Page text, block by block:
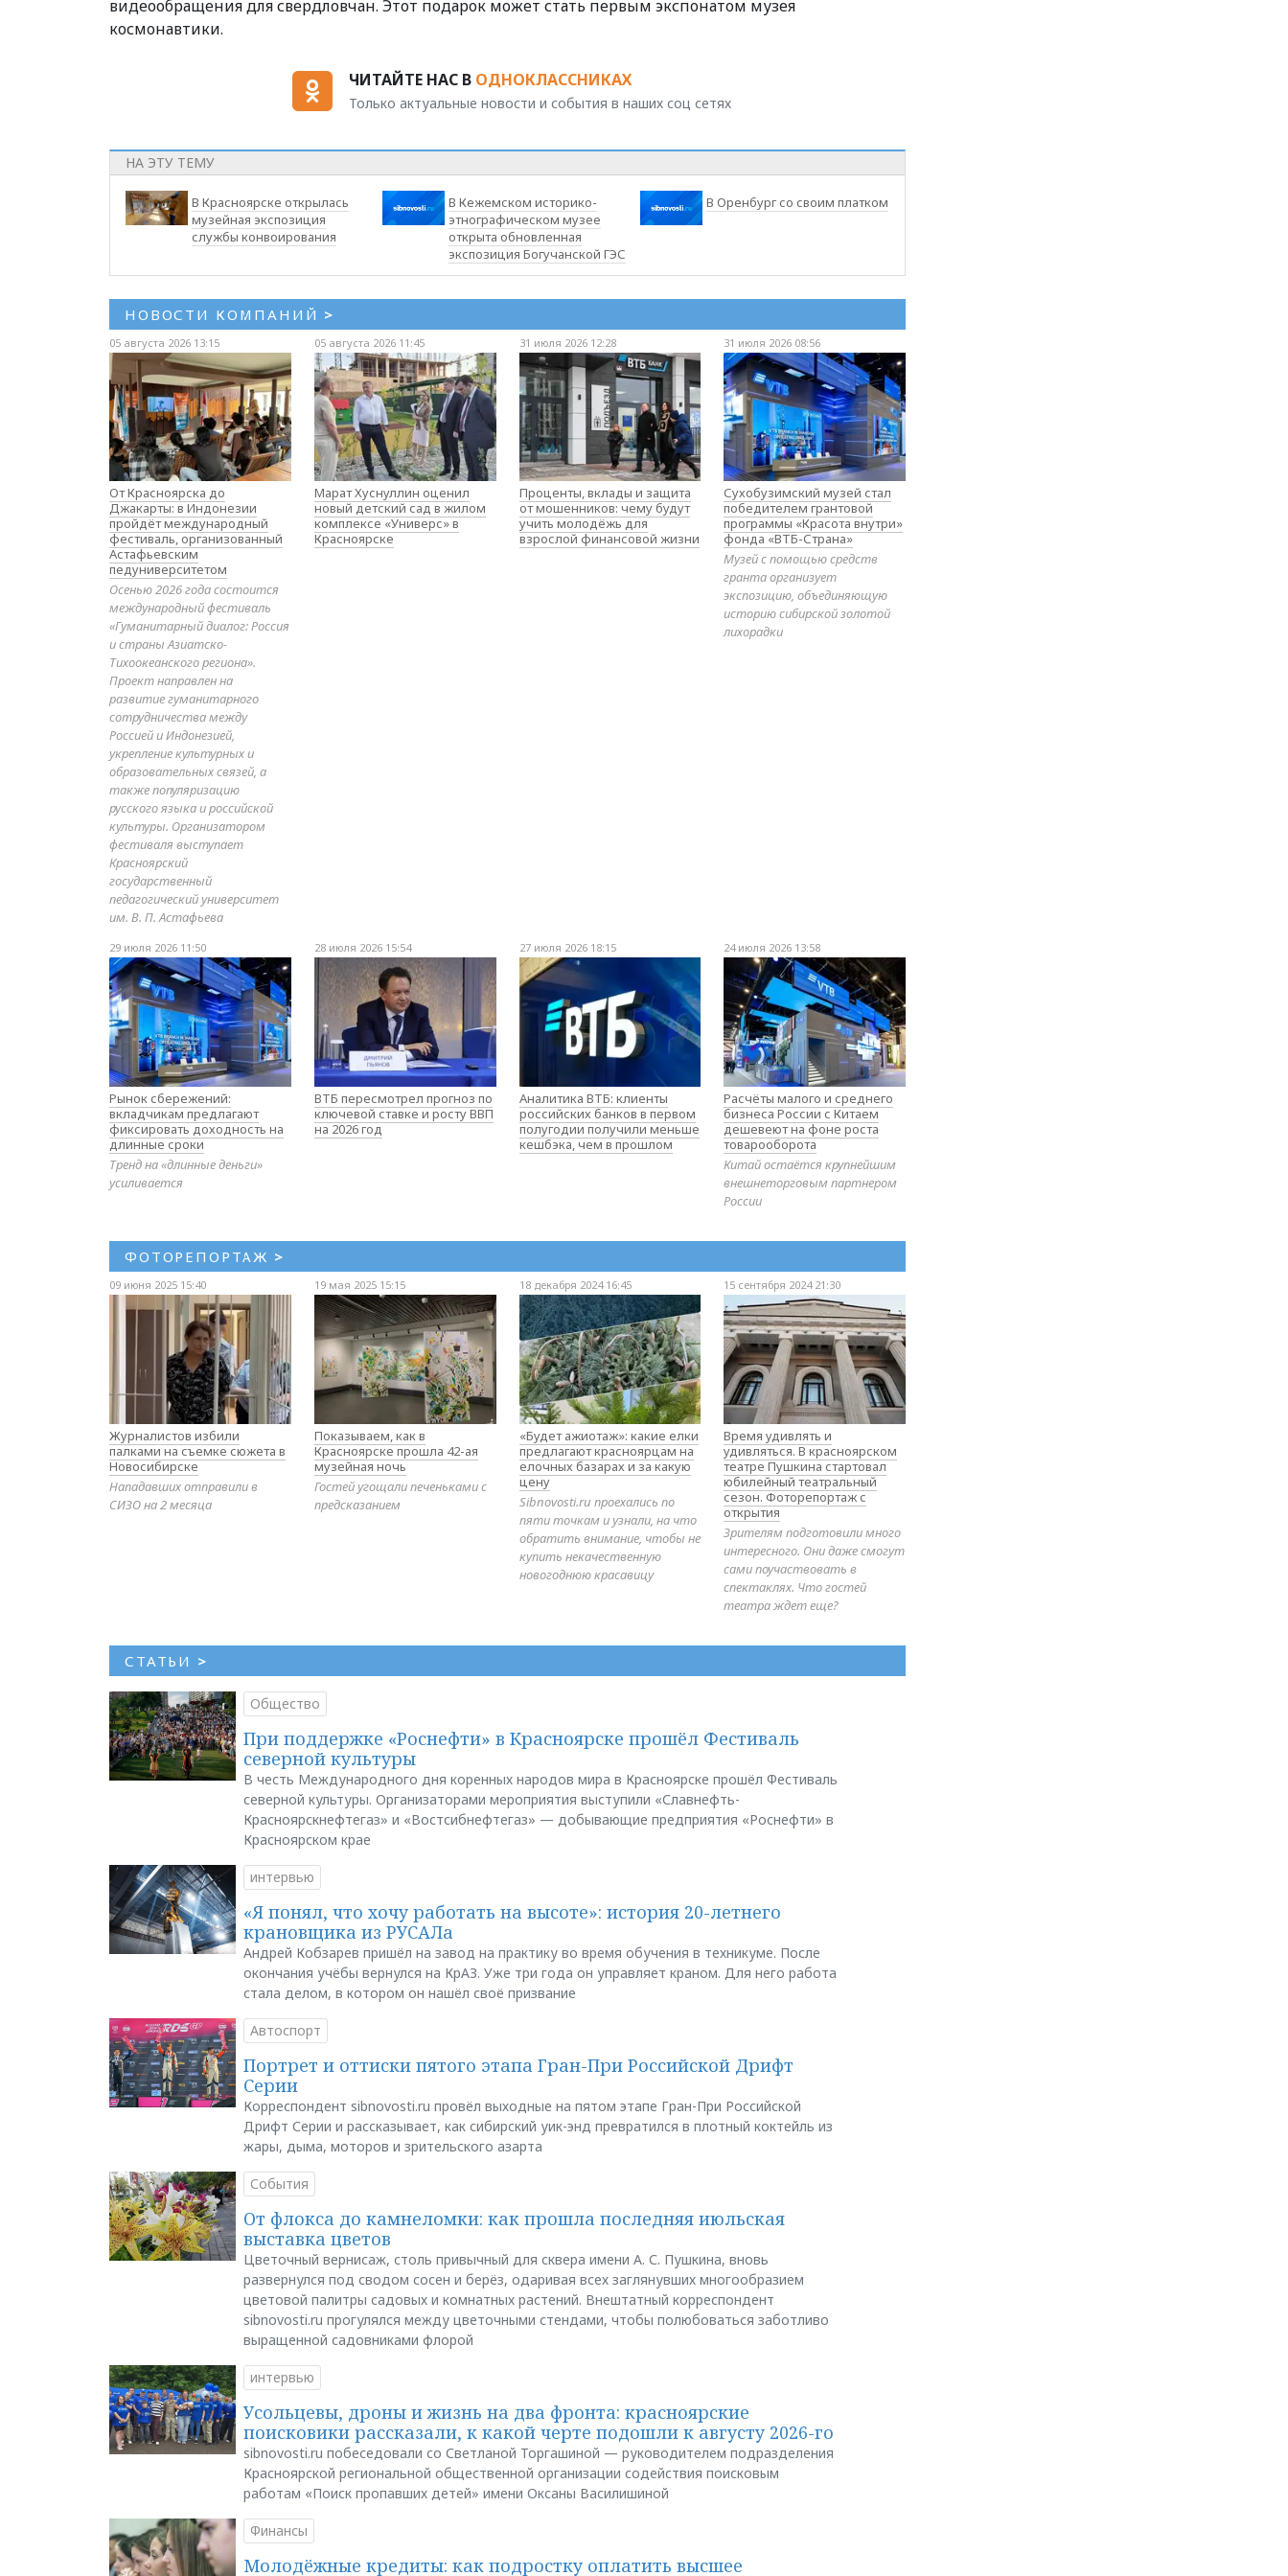
видеообращения для свердловчан. Этот подарок может стать первым экспонатом музея
космонавтики.
ЧИТАЙТЕ НАС В ОДНОКЛАССНИКАХ
Только актуальные новости и события в наших соц сетях
НА ЭТУ ТЕМУ
В Красноярске открылась
музейная экспозиция
службы конвоирования
В Кежемском историко-
этнографическом музее
открыта обновленная
экспозиция Богучанской ГЭС
В Оренбург со своим платком
НОВОСТИ КОМПАНИЙ >
05 августа 2026 13:15
От Красноярска до
Джакарты: в Индонезии
пройдёт международный
фестиваль, организованный
Астафьевским
педуниверситетом
Осенью 2026 года состоится
международный фестиваль
«Гуманитарный диалог: Россия
и страны Азиатско-
Тихоокеанского региона».
Проект направлен на
развитие гуманитарного
сотрудничества между
Россией и Индонезией,
укрепление культурных и
образовательных связей, а
также популяризацию
русского языка и российской
культуры. Организатором
фестиваля выступает
Красноярский
государственный
педагогический университет
им. В. П. Астафьева
05 августа 2026 11:45
Марат Хуснуллин оценил
новый детский сад в жилом
комплексе «Универс» в
Красноярске
31 июля 2026 12:28
Проценты, вклады и защита
от мошенников: чему будут
учить молодёжь для
взрослой финансовой жизни
31 июля 2026 08:56
Сухобузимский музей стал
победителем грантовой
программы «Красота внутри»
фонда «ВТБ-Страна»
Музей с помощью средств
гранта организует
экспозицию, объединяющую
историю сибирской золотой
лихорадки
29 июля 2026 11:50
Рынок сбережений:
вкладчикам предлагают
фиксировать доходность на
длинные сроки
Тренд на «длинные деньги»
усиливается
28 июля 2026 15:54
ВТБ пересмотрел прогноз по
ключевой ставке и росту ВВП
на 2026 год
27 июля 2026 18:15
Аналитика ВТБ: клиенты
российских банков в первом
полугодии получили меньше
кешбэка, чем в прошлом
24 июля 2026 13:58
Расчёты малого и среднего
бизнеса России с Китаем
дешевеют на фоне роста
товарооборота
Китай остаётся крупнейшим
внешнеторговым партнером
России
ФОТОРЕПОРТАЖ >
09 июня 2025 15:40
Журналистов избили
палками на съемке сюжета в
Новосибирске
Нападавших отправили в
СИЗО на 2 месяца
19 мая 2025 15:15
Показываем, как в
Красноярске прошла 42-ая
музейная ночь
Гостей угощали печеньками с
предсказанием
18 декабря 2024 16:45
«Будет ажиотаж»: какие елки
предлагают красноярцам на
елочных базарах и за какую
цену
Sibnovosti.ru проехались по
пяти точкам и узнали, на что
обратить внимание, чтобы не
купить некачественную
новогоднюю красавицу
15 сентября 2024 21:30
Время удивлять и
удивляться. В красноярском
театре Пушкина стартовал
юбилейный театральный
сезон. Фоторепортаж с
открытия
Зрителям подготовили много
интересного. Они даже смогут
сами поучаствовать в
спектаклях. Что гостей
театра ждет еще?
СТАТЬИ >
Общество
При поддержке «Роснефти» в Красноярске прошёл Фестиваль
северной культуры
В честь Международного дня коренных народов мира в Красноярске прошёл Фестиваль
северной культуры. Организаторами мероприятия выступили «Славнефть-
Красноярскнефтегаз» и «Востсибнефтегаз» — добывающие предприятия «Роснефти» в
Красноярском крае
интервью
«Я понял, что хочу работать на высоте»: история 20-летнего
крановщика из РУСАЛа
Андрей Кобзарев пришёл на завод на практику во время обучения в техникуме. После
окончания учёбы вернулся на КрАЗ. Уже три года он управляет краном. Для него работа
стала делом, в котором он нашёл своё призвание
Автоспорт
Портрет и оттиски пятого этапа Гран-При Российской Дрифт
Серии
Корреспондент sibnovosti.ru провёл выходные на пятом этапе Гран-При Российской
Дрифт Серии и рассказывает, как сибирский уик-энд превратился в плотный коктейль из
жары, дыма, моторов и зрительского азарта
События
От флокса до камнеломки: как прошла последняя июльская
выставка цветов
Цветочный вернисаж, столь привычный для сквера имени А. С. Пушкина, вновь
развернулся под сводом сосен и берёз, одаривая всех заглянувших многообразием
цветовой палитры садовых и комнатных растений. Внештатный корреспондент
sibnovosti.ru прогулялся между цветочными стендами, чтобы полюбоваться заботливо
выращенной садовниками флорой
интервью
Усольцевы, дроны и жизнь на два фронта: красноярские
поисковики рассказали, к какой черте подошли к августу 2026-го
sibnovosti.ru побеседовали со Светланой Торгашиной — руководителем подразделения
Красноярской региональной общественной организации содействия поисковым
работам «Поиск пропавших детей» имени Оксаны Василишиной
Финансы
Молодёжные кредиты: как подростку оплатить высшее